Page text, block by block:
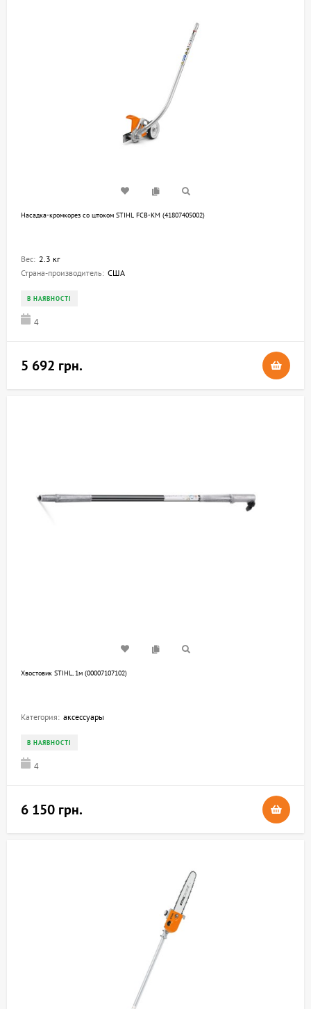
Насадка-кромкорез со штоком STIHL FCB-KM (41807405002)
Вес: 2.3 кг
Страна-производитель: США
В НАЯВНОСТІ
4
5 692 грн.
Хвостовик STIHL, 1м (00007107102)
Категория: аксессуары
В НАЯВНОСТІ
4
6 150 грн.